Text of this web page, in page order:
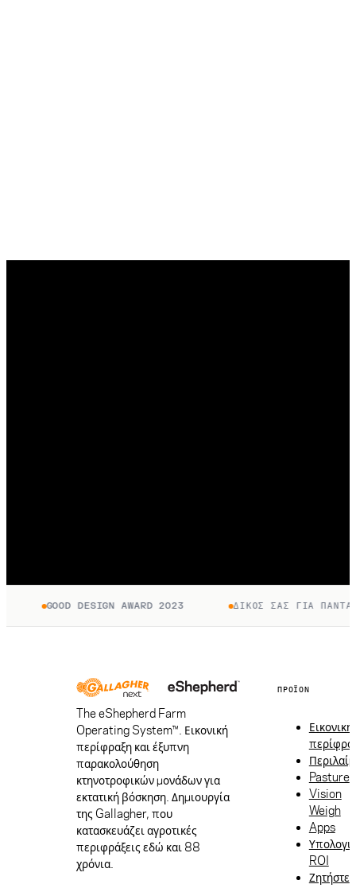
GOOD DESIGN AWARD 2023 ΔΙΚΌΣ ΣΑΣ ΓΙΑ ΠΆΝΤΑ.
The eShepherd Farm
Operating System™. Εικονική
περίφραξη και έξυπνη
παρακολούθηση
κτηνοτροφικών μονάδων για
εκτατική βόσκηση. Δημιουργία
της Gallagher, που
κατασκευάζει αγροτικές
περιφράξεις εδώ και 88
χρόνια.
ΠΡΟΪΌΝ
Εικονική
Pasture
Vision
Weigh
Apps
ROI
Ζητήστε